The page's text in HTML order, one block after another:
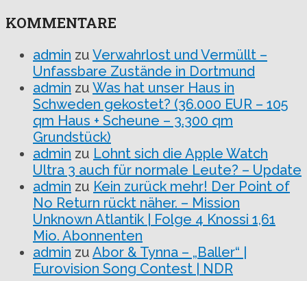
KOMMENTARE
admin zu Verwahrlost und Vermüllt –
Unfassbare Zustände in Dortmund
admin zu Was hat unser Haus in
Schweden gekostet? (36.000 EUR – 105
qm Haus + Scheune – 3.300 qm
Grundstück)
admin zu Lohnt sich die Apple Watch
Ultra 3 auch für normale Leute? – Update
admin zu Kein zurück mehr! Der Point of
No Return rückt näher. – Mission
Unknown Atlantik | Folge 4 Knossi 1,61
Mio. Abonnenten
admin zu Abor & Tynna – „Baller“ |
Eurovision Song Contest | NDR